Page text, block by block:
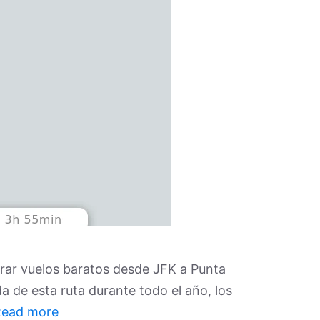
vuelos baratos desde JFK a Punta
de esta ruta durante todo el año, los
more